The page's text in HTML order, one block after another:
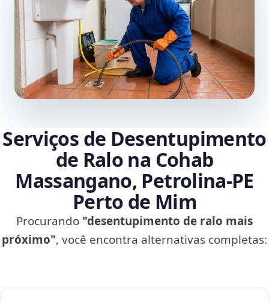
Serviços de Desentupimento
de Ralo na Cohab
Massangano, Petrolina‑PE
Perto de Mim
Procurando "desentupimento de ralo mais
próximo", você encontra alternativas completas: